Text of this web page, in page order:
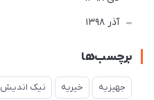
آذر 1398
برچسب‌ها
جهیزیه خیریه نیک اندیش